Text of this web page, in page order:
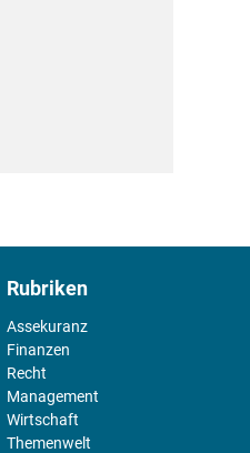
Rubriken
Assekuranz
Finanzen
Recht
Management
Wirtschaft
Themenwelt